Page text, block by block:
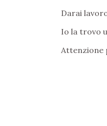
Darai
Io la trovo
Attenzione